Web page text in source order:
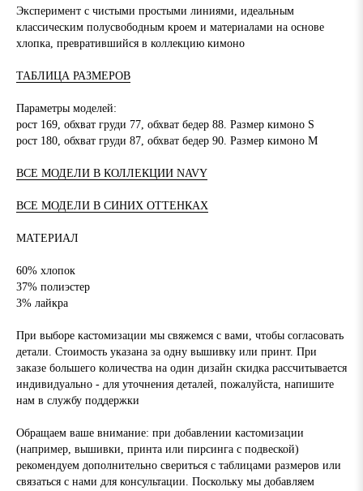
Эксперимент с чистыми простыми линиями, идеальным
классическим полусвободным кроем и материалами на основе
хлопка, превратившийся в коллекцию кимоно
ТАБЛИЦА РАЗМЕРОВ
Параметры моделей:
рост 169, обхват груди 77, обхват бедер 88. Размер кимоно S
рост 180, обхват груди 87, обхват бедер 90. Размер кимоно M
ВСЕ МОДЕЛИ В КОЛЛЕКЦИИ NAVY
ВСЕ МОДЕЛИ В СИНИХ ОТТЕНКАХ
МАТЕРИАЛ
60% хлопок
37% полиэстер
3% лайкра
При выборе кастомизации мы свяжемся с вами, чтобы согласовать
детали. Стоимость указана за одну вышивку или принт. При
заказе большего количества на один дизайн скидка рассчитывается
индивидуально - для уточнения деталей, пожалуйста, напишите
нам в службу поддержки
Обращаем ваше внимание: при добавлении кастомизации
(например, вышивки, принта или пирсинга с подвеской)
рекомендуем дополнительно свериться с таблицами размеров или
связаться с нами для консультации. Поскольку мы добавляем